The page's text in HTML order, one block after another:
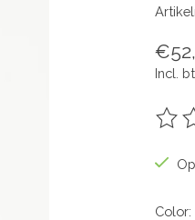
Incl.
De
Color: